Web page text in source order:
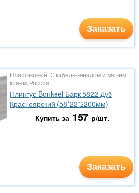
Заказать
Пластиковый, С кабель-каналом и мягким
краем, Россия
Плинтус Bonkeel Барк 5822 Дуб
Красноярский (58*22*2200мм)
Купить за 157 р/шт.
Заказать